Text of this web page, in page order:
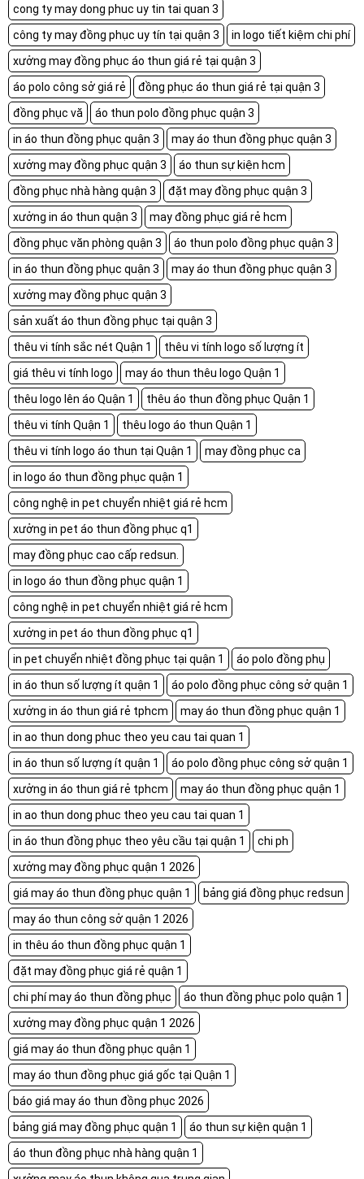
cong ty may dong phuc uy tin tai quan 3
công ty may đồng phục uy tín tại quận 3
in logo tiết kiệm chi phí
xưởng may đồng phục áo thun giá rẻ tại quận 3
áo polo công sở giá rẻ
đồng phục áo thun giá rẻ tại quận 3
đồng phục vă
áo thun polo đồng phục quận 3
in áo thun đồng phục quận 3
may áo thun đồng phục quận 3
xưởng may đồng phục quận 3
áo thun sự kiện hcm
đồng phục nhà hàng quận 3
đặt may đồng phục quận 3
xưởng in áo thun quận 3
may đồng phục giá rẻ hcm
đồng phục văn phòng quận 3
áo thun polo đồng phục quận 3
in áo thun đồng phục quận 3
may áo thun đồng phục quận 3
xưởng may đồng phục quận 3
sản xuất áo thun đồng phục tại quận 3
thêu vi tính sắc nét Quận 1
thêu vi tính logo số lượng ít
giá thêu vi tính logo
may áo thun thêu logo Quận 1
thêu logo lên áo Quận 1
thêu áo thun đồng phục Quận 1
thêu vi tính Quận 1
thêu logo áo thun Quận 1
thêu vi tính logo áo thun tại Quận 1
may đồng phục ca
in logo áo thun đồng phục quận 1
công nghệ in pet chuyển nhiệt giá rẻ hcm
xưởng in pet áo thun đồng phục q1
may đồng phục cao cấp redsun.
in logo áo thun đồng phục quận 1
công nghệ in pet chuyển nhiệt giá rẻ hcm
xưởng in pet áo thun đồng phục q1
in pet chuyển nhiệt đồng phục tại quận 1
áo polo đồng phụ
in áo thun số lượng ít quận 1
áo polo đồng phục công sở quận 1
xưởng in áo thun giá rẻ tphcm
may áo thun đồng phục quận 1
in ao thun dong phuc theo yeu cau tai quan 1
in áo thun số lượng ít quận 1
áo polo đồng phục công sở quận 1
xưởng in áo thun giá rẻ tphcm
may áo thun đồng phục quận 1
in ao thun dong phuc theo yeu cau tai quan 1
in áo thun đồng phục theo yêu cầu tại quận 1
chi ph
xưởng may đồng phục quận 1 2026
giá may áo thun đồng phục quận 1
bảng giá đồng phục redsun
may áo thun công sở quận 1 2026
in thêu áo thun đồng phục quận 1
đặt may đồng phục giá rẻ quận 1
chi phí may áo thun đồng phục
áo thun đồng phục polo quận 1
xưởng may đồng phục quận 1 2026
giá may áo thun đồng phục quận 1
may áo thun đồng phục giá gốc tại Quận 1
báo giá may áo thun đồng phục 2026
bảng giá may đồng phục quận 1
áo thun sự kiện quận 1
áo thun đồng phục nhà hàng quận 1